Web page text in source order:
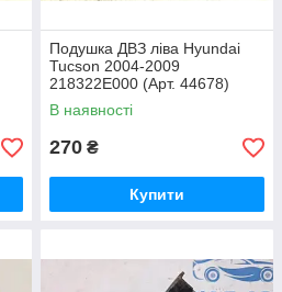
Подушка ДВЗ ліва Hyundai
Tucson 2004-2009
218322E000 (Арт. 44678)
В наявності
270 ₴
Купити